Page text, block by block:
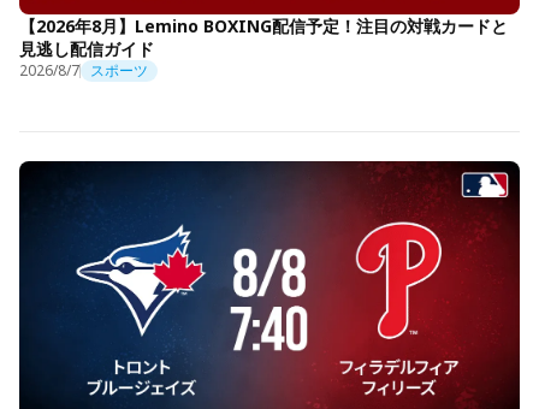
【2026年8月】Lemino BOXING配信予定！注目の対戦カードと
見逃し配信ガイド
2026/8/7 スポーツ